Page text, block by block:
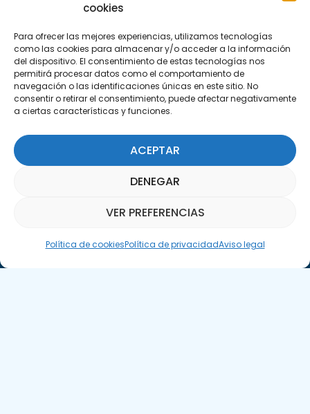
cookies
Para ofrecer las mejores experiencias, utilizamos tecnologías
como las cookies para almacenar y/o acceder a la información
del dispositivo. El consentimiento de estas tecnologías nos
permitirá procesar datos como el comportamiento de
navegación o las identificaciones únicas en este sitio. No
consentir o retirar el consentimiento, puede afectar negativamente
a ciertas características y funciones.
ACEPTAR
DENEGAR
VER PREFERENCIAS
Política de cookiesPolítica de privacidadAviso legal
Encuéntranos
C/Marie Curie, 35
29590 Campanillas, Málaga
Suscríbete a nuestra Newsletter